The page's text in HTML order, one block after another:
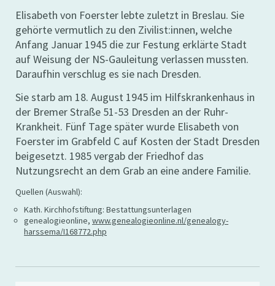
Elisabeth von Foerster lebte zuletzt in Breslau. Sie
gehörte vermutlich zu den Zivilist:innen, welche
Anfang Januar 1945 die zur Festung erklärte Stadt
auf Weisung der NS-Gauleitung verlassen mussten.
Daraufhin verschlug es sie nach Dresden.
Sie starb am 18. August 1945 im Hilfskrankenhaus in
der Bremer Straße 51-53 Dresden an der Ruhr-
Krankheit. Fünf Tage später wurde Elisabeth von
Foerster im Grabfeld C auf Kosten der Stadt Dresden
beigesetzt. 1985 vergab der Friedhof das
Nutzungsrecht an dem Grab an eine andere Familie.
Quellen (Auswahl):
Kath. Kirchhofstiftung: Bestattungsunterlagen
genealogieonline, www.genealogieonline.nl/genealogy-
harssema/I168772.php